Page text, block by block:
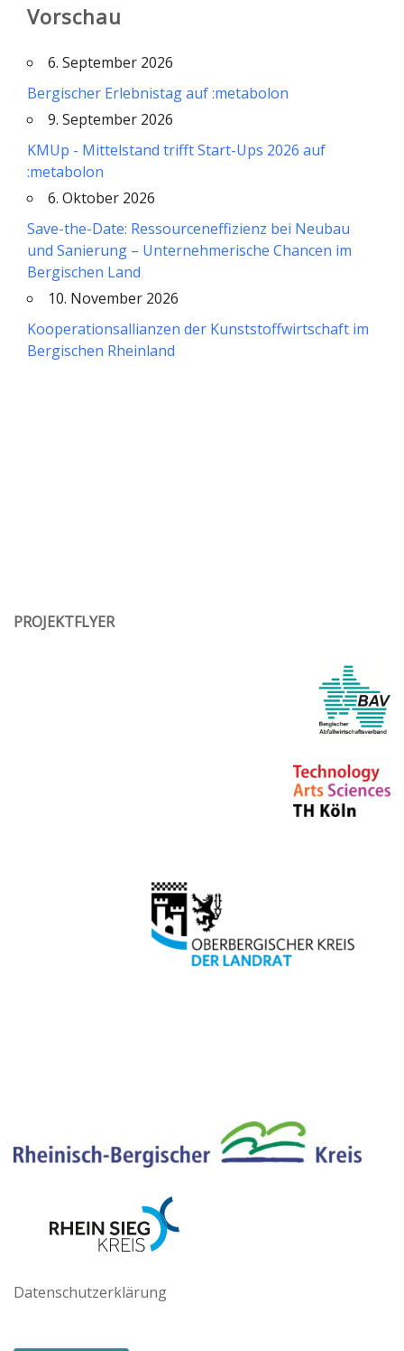
Vorschau
6. September 2026
Bergischer Erlebnistag auf :metabolon
9. September 2026
KMUp - Mittelstand trifft Start-Ups 2026 auf
:metabolon
6. Oktober 2026
Save-the-Date: Ressourceneffizienz bei Neubau
und Sanierung – Unternehmerische Chancen im
Bergischen Land
10. November 2026
Kooperationsallianzen der Kunststoffwirtschaft im
Bergischen Rheinland
PROJEKTFLYER
Datenschutzerklärung